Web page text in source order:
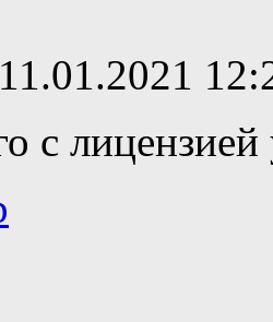
11.01.2021
с лицензией